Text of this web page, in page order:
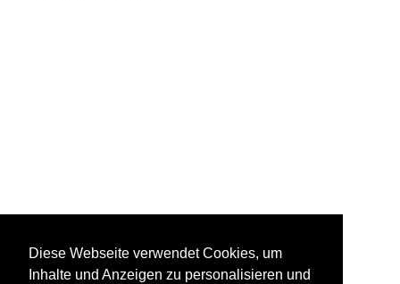
Diese Webseite verwendet Cookies, um
Inhalte und Anzeigen zu personalisieren und